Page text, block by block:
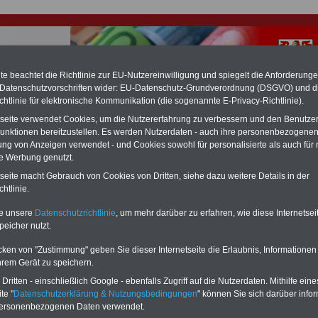
für Beamte & Ruhestandsbeamte (zu geringe Alimentation)
hat die Berliner Landesbesoldung für verfassungs-widrig
muss bisMärz 2027 eine Neuregelung der Besoldung beschließen). Auch
& Ruhestandsbeamte) gibt es teilweise hohe Nachzahlungen
füralle (!) Beamte
hierzu eine Broschüre heraus, die unmittelbar nach dem Beschluss des
der Bundesregierung vorgelegt wird (wahrscheinlich im Quartal.2026
der Broschüre
für Angehörige verunglückter Rettungskräfte
mit 3 Ratgebern für nur
für Beamtinnen
versorgungsrecht
sowie Beihilferecht in Bund und
PDF-SERVICE: 10 Bücher bzw.
wichtigen Themen für Beamte und
Dienst
Zum Komplettpreis von 15 Euro im
beachtet die Richtlinie zur EU-Nutzereinwilligung und spiegelt die
wider: EU-Datenschutz-Grundverordnung (DSGVO) und
für elektronische Kommunikation (die sogenannte E-Privacy-Richtlinie).
verwendet Cookies, um die Nutzererfahrung zu verbessern und den
bereitzustellen. Es werden Nutzerdaten - auch ihre
von Anzeigen verwendet - und Cookies sowohl für personalisierte als auch für
Werbung genutzt.
macht Gebrauch von Cookies von Dritten, siehe dazu weitere Details in der
unsere Datenschutzrichtlinie, um mehr darüber zu erfahren, wie diese
nutzt.
von "Zustimmung" geben Sie dieser Internetseite die Erlaubnis,
Gerät zu speichern.
- einschließlich Google - ebenfalls Zugriff auf die Nutzerdaten. Mithilfe
"Datenschutzerklärung & Nutzungsbedingungen" können Sie sich darüber
Daten verwendet.